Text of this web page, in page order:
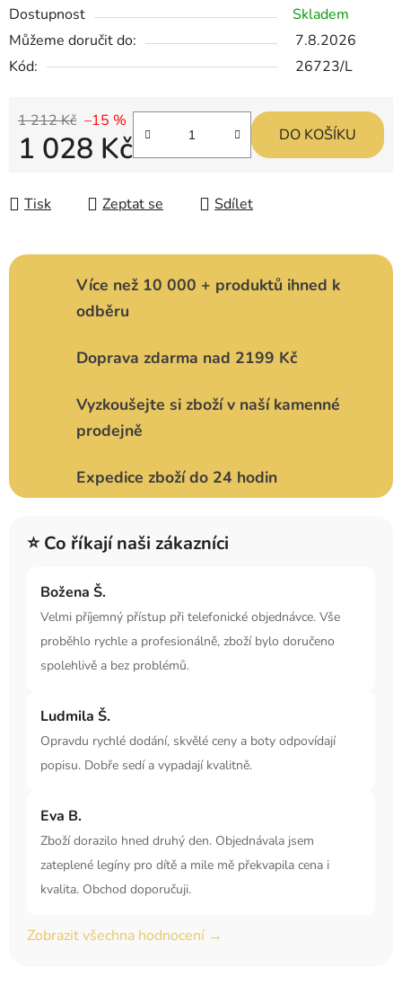
Dostupnost
Skladem
Můžeme doručit do:
7.8.2026
Kód:
26723/L
1 212 Kč –15 %
1 028 Kč DO KOŠÍKU
Tisk Zeptat se Sdílet
Více než 10 000 + produktů ihned k
odběru
Doprava zdarma nad 2199 Kč
Vyzkoušejte si zboží v naší kamenné
prodejně
Expedice zboží do 24 hodin
⭐ Co říkají naši zákazníci
Božena Š.
Velmi příjemný přístup při telefonické objednávce. Vše
proběhlo rychle a profesionálně, zboží bylo doručeno
spolehlivě a bez problémů.
Ludmila Š.
Opravdu rychlé dodání, skvělé ceny a boty odpovídají
popisu. Dobře sedí a vypadají kvalitně.
Eva B.
Zboží dorazilo hned druhý den. Objednávala jsem
zateplené legíny pro dítě a mile mě překvapila cena i
kvalita. Obchod doporučuji.
Zobrazit všechna hodnocení →